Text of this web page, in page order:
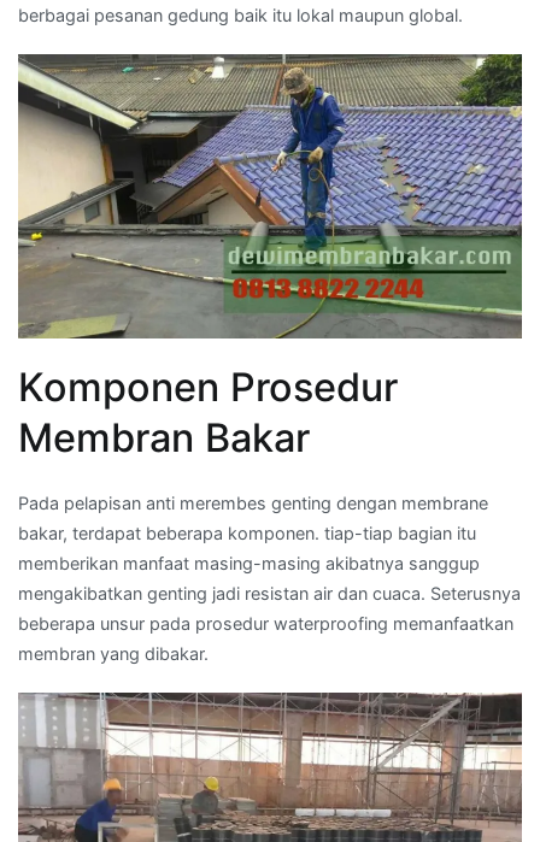
berbagai pesanan gedung baik itu lokal maupun global.
Komponen Prosedur
Membran Bakar
Pada pelapisan anti merembes genting dengan membrane
bakar, terdapat beberapa komponen. tiap-tiap bagian itu
memberikan manfaat masing-masing akibatnya sanggup
mengakibatkan genting jadi resistan air dan cuaca. Seterusnya
beberapa unsur pada prosedur waterproofing memanfaatkan
membran yang dibakar.